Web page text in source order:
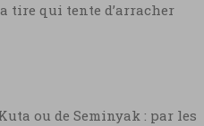
tire qui tente d’arracher
ou de Seminyak : par les